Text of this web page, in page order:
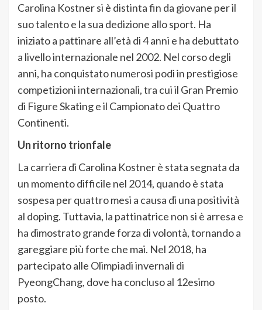
Carolina Kostner si è distinta fin da giovane per il
suo talento e la sua dedizione allo sport. Ha
iniziato a pattinare all’età di 4 anni e ha debuttato
a livello internazionale nel 2002. Nel corso degli
anni, ha conquistato numerosi podi in prestigiose
competizioni internazionali, tra cui il Gran Premio
di Figure Skating e il Campionato dei Quattro
Continenti.
Un ritorno trionfale
La carriera di Carolina Kostner è stata segnata da
un momento difficile nel 2014, quando è stata
sospesa per quattro mesi a causa di una positività
al doping. Tuttavia, la pattinatrice non si è arresa e
ha dimostrato grande forza di volontà, tornando a
gareggiare più forte che mai. Nel 2018, ha
partecipato alle Olimpiadi invernali di
PyeongChang, dove ha concluso al 12esimo
posto.